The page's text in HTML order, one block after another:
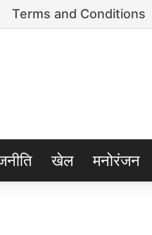
Terms and Conditions
खेल मनोरंजन